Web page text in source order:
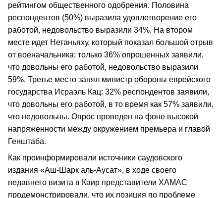
рейтингом общественного одобрения. Половина
респондентов (50%) выразила удовлетворение его
работой, недовольство выразили 34%. На втором
месте идет Нетаньяху, который показал большой отрыв
от военачальника: только 36% опрошенных заявили,
что довольны его работой, недовольство выразили
59%. Третье место занял министр обороны еврейского
государства Исраэль Кац: 32% респондентов заявили,
что довольны его работой, в то время как 57% заявили,
что недовольны. Опрос проведен на фоне высокой
напряженности между окружением премьера и главой
Генштаба.
Как проинформировали источники саудовского
издания «Аш-Шарк аль-Аусат», в ходе своего
недавнего визита в Каир представители ХАМАС
продемонстрировали, что их позиция по проблеме